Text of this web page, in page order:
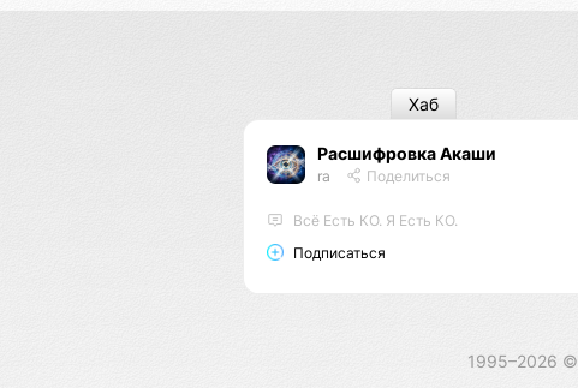
Расшифровка Акаши
ra Поделиться
Всё Есть КО. Я Есть КО.
Подписаться
Хаб
1995–2026 ©